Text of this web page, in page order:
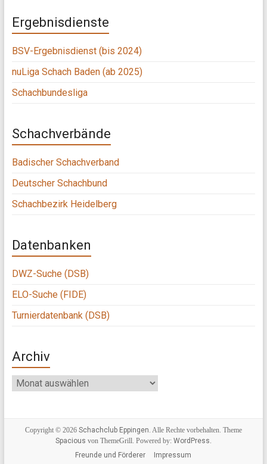
Ergebnisdienste
BSV-Ergebnisdienst (bis 2024)
nuLiga Schach Baden (ab 2025)
Schachbundesliga
Schachverbände
Badischer Schachverband
Deutscher Schachbund
Schachbezirk Heidelberg
Datenbanken
DWZ-Suche (DSB)
ELO-Suche (FIDE)
Turnierdatenbank (DSB)
Archiv
Archiv
Copyright © 2026 Schachclub Eppingen. Alle Rechte vorbehalten. Theme
Spacious von ThemeGrill. Powered by: WordPress.
Freunde und Förderer
Impressum